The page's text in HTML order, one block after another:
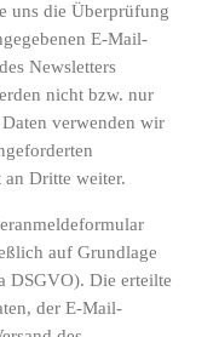
uns die Überprüfung
E-Mail-
Newsletters
nicht bzw. nur
verwenden wir
Dritte weiter.
auf Grundlage
DSGVO). Die erteilte
der E-Mail-